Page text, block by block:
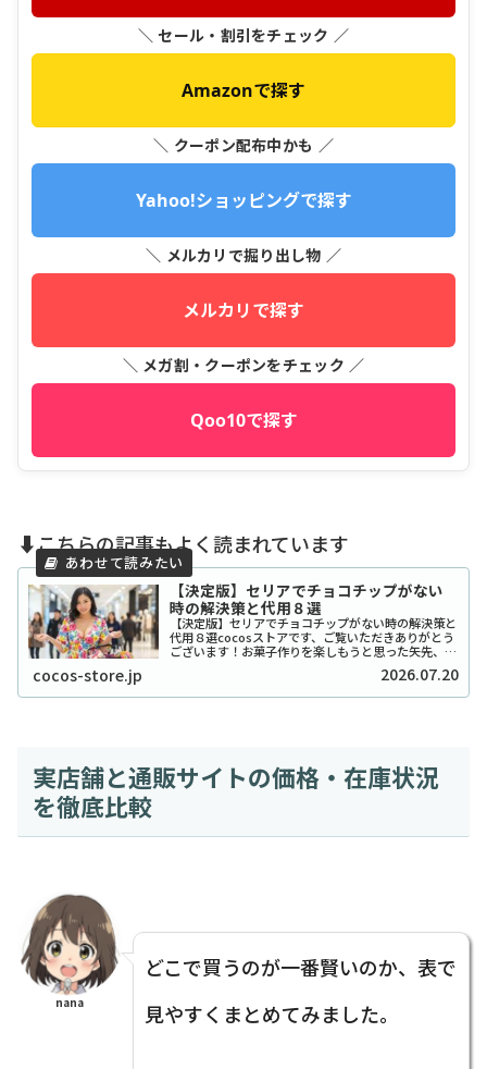
＼ セール・割引をチェック ／
Amazonで探す
＼ クーポン配布中かも ／
Yahoo!ショッピングで探す
＼ メルカリで掘り出し物 ／
メルカリで探す
＼ メガ割・クーポンをチェック ／
Qoo10で探す
⬇️こちらの記事もよく読まれています
【決定版】セリアでチョコチップがない
時の解決策と代用８選
【決定版】セリアでチョコチップがない時の解決策と
代用８選cocosストアです、ご覧いただきありがとう
ございます！お菓子作りを楽しもうと思った矢先、セ
リアでチョコチップが「ない！」と困ったことはあり
ませんか？実は私も、クッキーを焼こうとした日...
cocos-store.jp 2026.07.20
実店舗と通販サイトの価格・在庫状況
を徹底比較
nana
どこで買うのが一番賢いのか、表で
見やすくまとめてみました。